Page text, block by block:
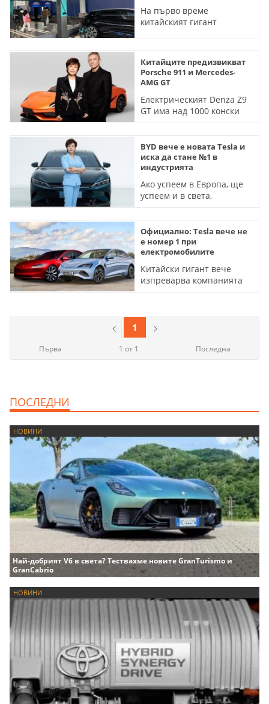
На първо време
китайският гигант
Китайците предизвикват
Porsche 911 и Mercedes-
AMG GT
Електрическият Denza Z9
GT има над 1000 конски
BYD вече е новата Tesla и
иска да стане №1 в
индустрията
Ако успеем в Европа, ще
успеем и в света,
Ли
Официално: Tesla вече не
е номер 1 при
електромобилите
Китайски гигант вече
изпреварва компанията
1 от 1 Последна
1
Първа
ПОСЛЕДНИ
НОВИНИ
Най-добрият V6 в света? Тествахме новите GranTurismo и
GranCabrio
НОВИНИ